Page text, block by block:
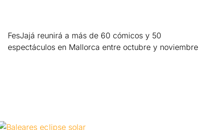
FesJajá reunirá a más de 60 cómicos y 50
espectáculos en Mallorca entre octubre y noviembre